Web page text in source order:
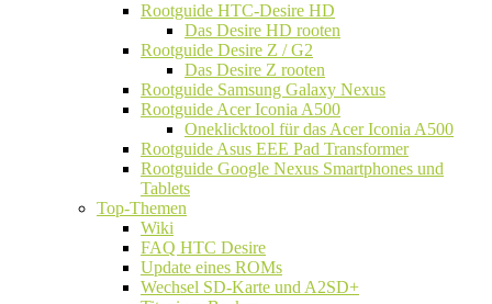
Rootguide HTC-Desire HD
Das Desire HD rooten
Rootguide Desire Z / G2
Das Desire Z rooten
Rootguide Samsung Galaxy Nexus
Rootguide Acer Iconia A500
Oneklicktool für das Acer Iconia A500
Rootguide Asus EEE Pad Transformer
Rootguide Google Nexus Smartphones und
Tablets
Top-Themen
Wiki
FAQ HTC Desire
Update eines ROMs
Wechsel SD-Karte und A2SD+